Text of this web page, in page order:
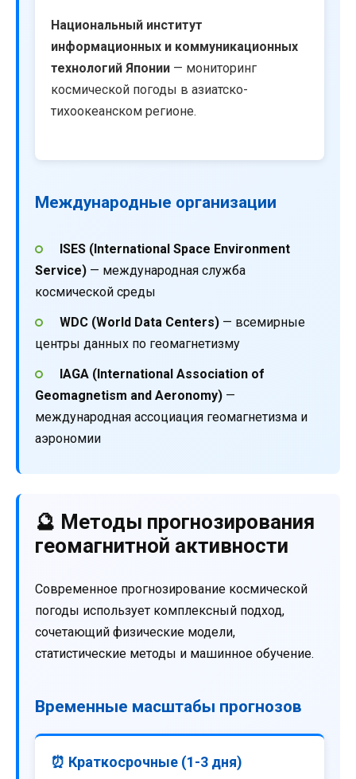
Национальный институт
информационных и коммуникационных
технологий Японии — мониторинг
космической погоды в азиатско-
тихоокеанском регионе.
Международные организации
ISES (International Space Environment
Service) — международная служба
космической среды
WDC (World Data Centers)— всемирные
центры данных по геомагнетизму
IAGA (International Association of
Geomagnetism and Aeronomy) —
международная ассоциация геомагнетизма и
аэрономии
🔮 Методы прогнозирования
геомагнитной активности
Современное прогнозирование космической
погоды использует комплексный подход,
сочетающий физические модели,
статистические методы и машинное обучение.
Временные масштабы прогнозов
⏰ Краткосрочные (1-3 дня)